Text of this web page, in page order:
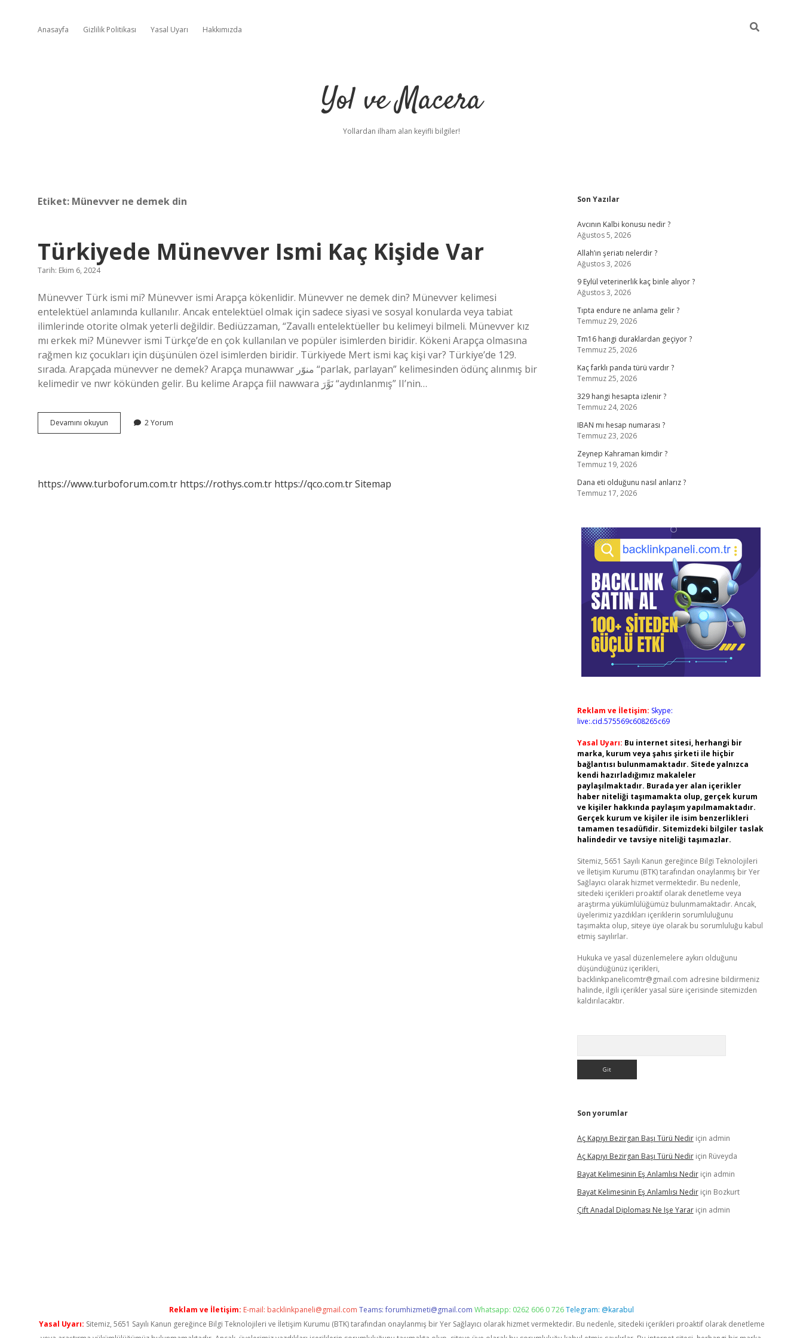
Anasayfa Gizlilik Politikası Yasal Uyarı Hakkımızda
Yol ve Macera
Yollardan ilham alan keyifli bilgiler!
Etiket: Münevver ne demek din
Türkiyede Münevver Ismi Kaç Kişide Var
Tarih: Ekim 6, 2024
Münevver Türk ismi mi? Münevver ismi Arapça kökenlidir. Münevver ne demek din? Münevver kelimesi
entelektüel anlamında kullanılır. Ancak entelektüel olmak için sadece siyasi ve sosyal konularda veya tabiat
ilimlerinde otorite olmak yeterli değildir. Bediüzzaman, “Zavallı entelektüeller bu kelimeyi bilmeli. Münevver kız
mı erkek mi? Münevver ismi Türkçe’de en çok kullanılan ve popüler isimlerden biridir. Kökeni Arapça olmasına
rağmen kız çocukları için düşünülen özel isimlerden biridir. Türkiyede Mert ismi kaç kişi var? Türkiye’de 129.
sırada. Arapçada münevver ne demek? Arapça munawwar منوّر “parlak, parlayan” kelimesinden ödünç alınmış bir
kelimedir ve nwr kökünden gelir. Bu kelime Arapça fiil nawwara نَوَّرَ “aydınlanmış” II’nin…
Devamını okuyun Türkiyede
Münevver
2 Yorum
https://www.turboforum.com.tr https://rothys.com.tr https://qco.com.trSitemap
Sidebar
Son Yazılar
Avcının Kalbi konusu nedir ?
Ağustos 5, 2026
Allah’ın şeriatı nelerdir ?
Ağustos 3, 2026
9 Eylül veterinerlik kaç binle alıyor ?
Ağustos 3, 2026
Tıpta endure ne anlama gelir ?
Temmuz 29, 2026
Tm16 hangi duraklardan geçiyor ?
Temmuz 25, 2026
Kaç farklı panda türü vardır ?
Temmuz 25, 2026
329 hangi hesapta izlenir ?
Temmuz 24, 2026
IBAN mı hesap numarası ?
Temmuz 23, 2026
Zeynep Kahraman kimdir ?
Temmuz 19, 2026
Dana eti olduğunu nasıl anlarız ?
Temmuz 17, 2026
Reklam ve İletişim: Skype:
live:.cid.575569c608265c69
Yasal Uyarı: Bu internet sitesi, herhangi bir
marka, kurum veya şahıs şirketi ile hiçbir
bağlantısı bulunmamaktadır. Sitede yalnızca
kendi hazırladığımız makaleler
paylaşılmaktadır. Burada yer alan içerikler
haber niteliği taşımamakta olup, gerçek kurum
ve kişiler hakkında paylaşım yapılmamaktadır.
Gerçek kurum ve kişiler ile isim benzerlikleri
tamamen tesadüfidir. Sitemizdeki bilgiler taslak
halindedir ve tavsiye niteliği taşımazlar.
Sitemiz, 5651 Sayılı Kanun gereğince Bilgi Teknolojileri
ve İletişim Kurumu (BTK) tarafından onaylanmış bir Yer
Sağlayıcı olarak hizmet vermektedir. Bu nedenle,
sitedeki içerikleri proaktif olarak denetleme veya
araştırma yükümlülüğümüz bulunmamaktadır. Ancak,
üyelerimiz yazdıkları içeriklerin sorumluluğunu
taşımakta olup, siteye üye olarak bu sorumluluğu kabul
etmiş sayılırlar.
Hukuka ve yasal düzenlemelere aykırı olduğunu
düşündüğünüz içerikleri,
backlinkpanelicomtr@gmail.com adresine bildirmeniz
halinde, ilgili içerikler yasal süre içerisinde sitemizden
kaldırılacaktır.
Son yorumlar
Aç Kapıyı Bezirgan Başı Türü Nediriçin admin
Aç Kapıyı Bezirgan Başı Türü Nediriçin Rüveyda
Bayat Kelimesinin Eş Anlamlısı Nediriçin admin
Bayat Kelimesinin Eş Anlamlısı Nediriçin Bozkurt
Çift Anadal Diploması Ne Işe Yarariçin admin
Reklam ve İletişim: E-mail: backlinkpaneli@gmail.com Teams:forumhizmeti@gmail.com Whatsapp: 0262 606 0 726Telegram: @karabul
Yasal Uyarı: Sitemiz, 5651 Sayılı Kanun gereğince Bilgi Teknolojileri ve İletişim Kurumu (BTK) tarafından onaylanmış bir Yer Sağlayıcı olarak hizmet vermektedir. Bu nedenle, sitedeki içerikleri proaktif olarak denetleme